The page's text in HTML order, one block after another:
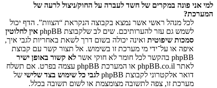
למי אני פונה במקרים של חשד לעברה על החוק/ניצול לרעה של
המערכת?
לכל מנהל ראשי אשר נמצא בקבוצה הנקראת “הצוות”. הדף יכול
לשמש גם עזר להערותיכם. שים לב שלקבוצת phpBB
אין לחלוטין
סמכות שיפוטית ואינה יכולה בשום דרך לשאת באחריות לגבי איך,
איפה או על־ידי מי מערכת זו בשימוש. אל תצור קשר עם קבוצת
phpBB בהקשר לכל חומר לא חוקי אשר
לא קשור באופן ישיר
לאתר phpBB.co.il או המערכת phpBB עצמה בפרט. אם תשלח
דואר אלקטרוני לקבוצת phpBB
לגבי כל שימוש בצד שלישי של
מערכת זו, צפה לתשובה מצומצמת או לשום תשובה בכלל.